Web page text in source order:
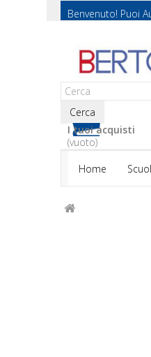
Benvenuto! Puoi
Cerca
I tuoi acquisti
(vuoto)
Home